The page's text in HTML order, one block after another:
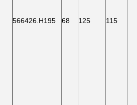
566426.H195 68 125 115